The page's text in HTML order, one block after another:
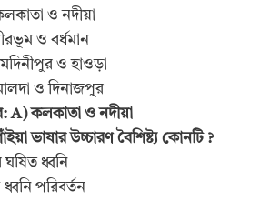
ও নদীয়া
ও বর্ধমান
ও হাওড়া
ও দিনাজপুর
A) কলকাতা ও নদীয়া
ভাষার উচ্চারণ বৈশিষ্ট্য কোনটি ?
ধ্বনি
পরিবর্তন